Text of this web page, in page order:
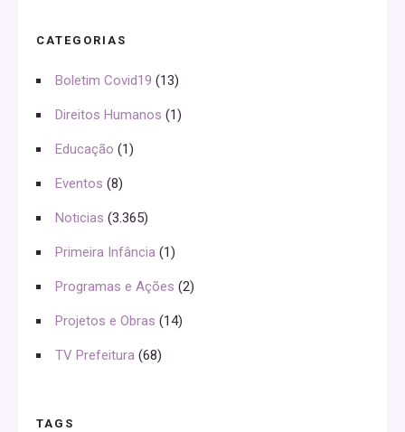
CATEGORIAS
Boletim Covid19 (13)
Direitos Humanos (1)
Educação (1)
Eventos (8)
Noticias (3.365)
Primeira Infância (1)
Programas e Ações (2)
Projetos e Obras (14)
TV Prefeitura (68)
TAGS